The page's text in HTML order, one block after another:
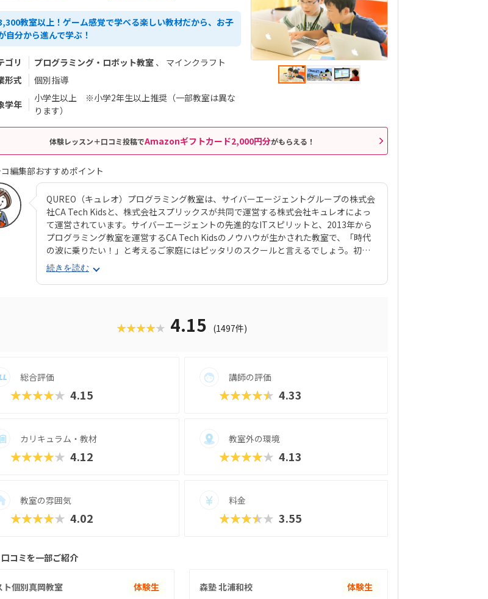
教室以上！ゲーム感覚で学べる楽しい教材だから、お子
自分から進んで学ぶ！
ゴリ プログラミング・ロボット教室
マインクラフト
形式
個別指導
学年
小学生以上 ※小学2年生以上推奨（一部教室は異な
ります）
体験レッスン＋口コミ投稿でAmazonギフトカード2,000円分がもらえる！
編集部おすすめポイント
QUREO（キュレオ）プログラミング教室は、サイバーエージェントグループの株式会
社CA Tech Kidsと、株式会社スプリックスが共同で運営する株式会社キュレオによっ
て運営されています。サイバーエージェントの先進的なITスピリットと、2013年から
プログラミング教室を運営するCA Tech Kidsのノウハウが生かされた教室で、「時代
の波に乗りたい！」と考えるご家庭にはピッタリのスクールと言えるでしょう。初級
コースのメインパートでは、オリジナル教材を使って420種類のゲーム制作に挑戦。教
材はスクール名のとおり、独自に開発されたプログラミング教材「QUREO（キュレ
オ）」です。スマホゲームのような感覚でサクサク進められるのに、本格的な内容が
も高く、実際にスマホゲーム開発で使用されていたキャラクター素材などを多数収
続きを読む
★★★★★ 4.15 (1497件)
総合評価
★★★★★ 4.15
講師の評価
★★★★★ 4.33
カリキュラム・教材
★★★★★ 4.12
教室外の環境
★★★★★ 4.13
教室の雰囲気
★★★★★ 4.02
料金
★★★★★ 3.55
コミを一部ご紹介
ト個別真岡教室 体験生 森塾 北浦和校 体験生